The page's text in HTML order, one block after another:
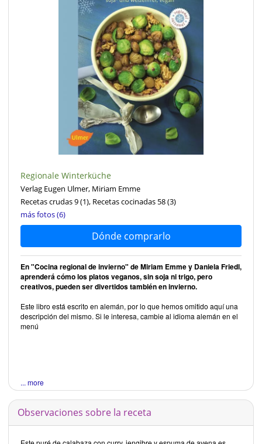
Regionale Winterküche
Verlag Eugen Ulmer, Miriam Emme
Recetas crudas 9(1), Recetas cocinadas 58(3)
más fotos (6)
Dónde comprarlo
En "Cocina regional de invierno" de Miriam Emme y Daniela Friedl,
aprenderá cómo los platos veganos, sin soja ni trigo, pero
creativos, pueden ser divertidos también en invierno.
Este libro está escrito en alemán, por lo que hemos omitido aquí una
descripción del mismo. Si le interesa, cambie al idioma alemán en el
menú
... more
Observaciones sobre la receta